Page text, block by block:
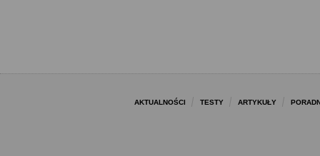
AKTUALNOŚCI TESTY ARTYKUŁY